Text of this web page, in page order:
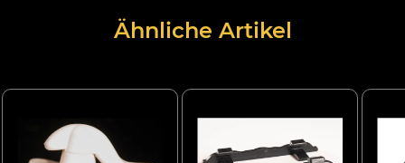
Ähnliche Artikel